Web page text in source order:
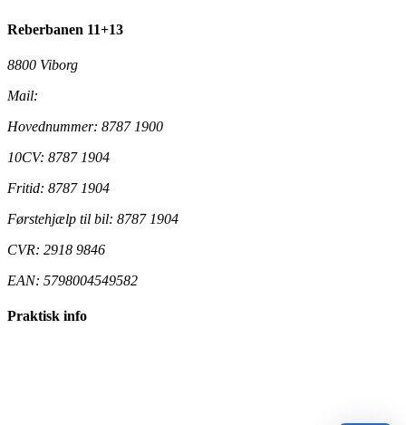
Reberbanen 11+13
8800 Viborg
Mail:
Hovednummer: 8787 1900
10CV: 8787 1904
Fritid: 8787 1904
Førstehjælp til bil: 8787 1904
CVR: 2918 9846
EAN: 5798004549582
Praktisk info